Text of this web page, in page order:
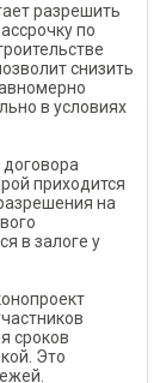
разрешить
по
снизить
в условиях
приходится
на
в залоге у
сроков
Это